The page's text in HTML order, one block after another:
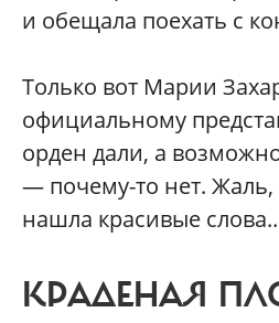
и обещала поехать с
Только вот Марии
официальному
орден дали, а
— почему-то нет.
нашла красивые слова..
КРАДЕНАЯ